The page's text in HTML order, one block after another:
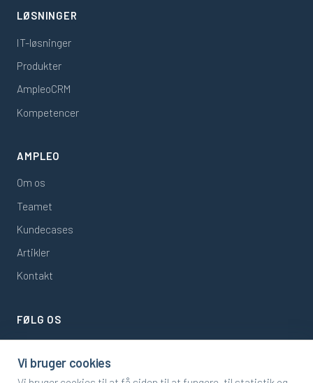
LØSNINGER
IT-løsninger
Produkter
AmpleoCRM
Kompetencer
AMPLEO
Om os
Teamet
Kundecases
Artikler
Kontakt
FØLG OS
Support Portal
Vi bruger cookies